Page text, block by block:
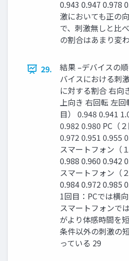
0.943 0.947 0.978
激においても正の
で、刺激無しと比
の割合はあまり変
29.
結果 –デバイスの
バイスにおける刺
に対する割合 右向
上向き 右回転 左回
⽬） 0.948 0.941
0.982 0.980 PC（
0.972 0.951 0.955
スマートフォン（
0.988 0.960 0.942
スマートフォン（
0.984 0.972 0.985
1回目：PCでは横
スマートフォンで
がより体感時間を
条件以外の刺激の
っている 29